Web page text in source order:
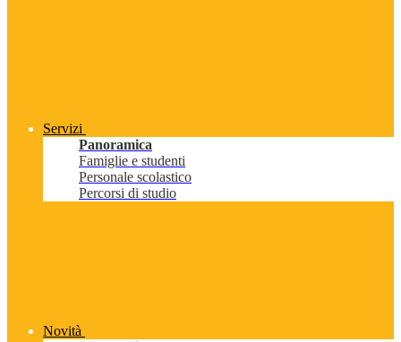
Servizi
Panoramica
Famiglie e studenti
Personale scolastico
Percorsi di studio
Novità